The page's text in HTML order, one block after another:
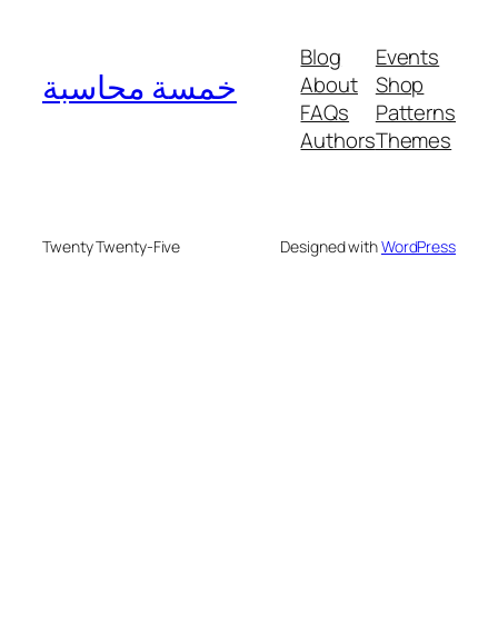
خمسة محاسبة
Blog
About
FAQs
Authors
Events
Shop
Patterns
Themes
Twenty Twenty-Five Designed withWordPress